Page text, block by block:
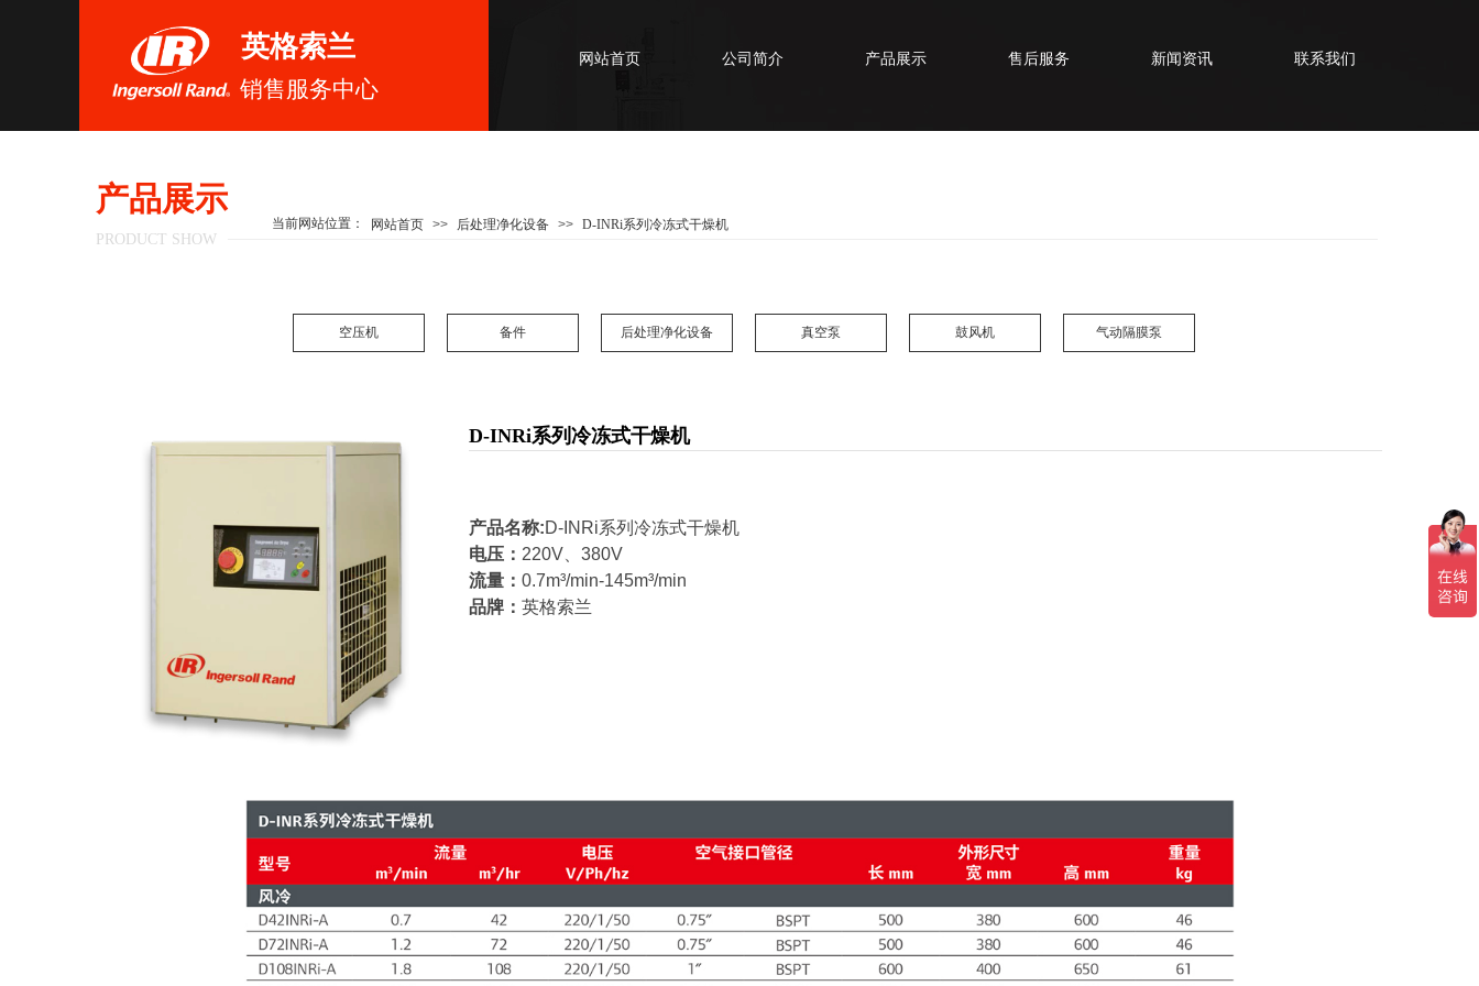
销售服务中心
英格索兰 网站首页 公司简介 产品展示 售后服务 新闻资讯 联系我们
产品展示
当前网站位置： 网站首页 >> 后处理净化设备 >> D-INRi系列冷冻式干燥机
PRODUCT SHOW
空压机 备件 后处理净化设备 真空泵 鼓风机 气动隔膜泵
D-INRi系列冷冻式干燥机
产品名称:D-INRi系列冷冻式干燥机
电压： 220V、380V
流量： 0.7m³/min-145m³/min
品牌： 英格索兰